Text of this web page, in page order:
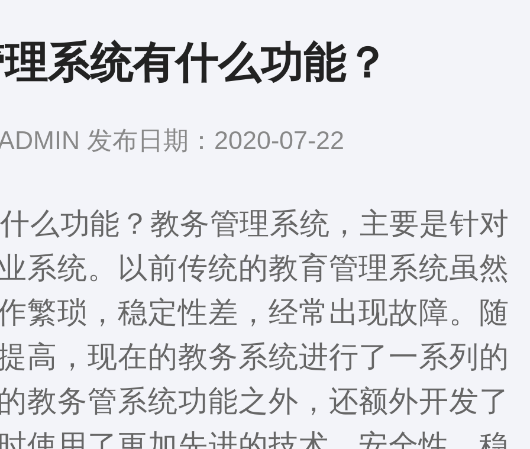
系统有什么功能？
发布日期：2020-07-22
么功能？教务管理系统，主要是针对
系统。以前传统的教育管理系统虽然
繁琐，稳定性差，经常出现故障。随
高，现在的教务系统进行了一系列的
教务管系统功能之外，还额外开发了